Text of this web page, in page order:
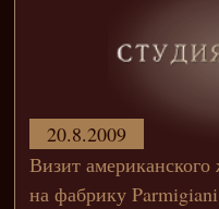
Визит
на фабрику
20.8.2009